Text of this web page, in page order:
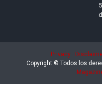
Privacy
Copyright © Todos los